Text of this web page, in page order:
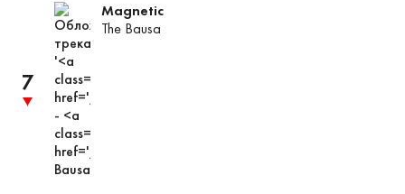
трек
опустился
чарте
позиции
7
Magnetic
The Bausa